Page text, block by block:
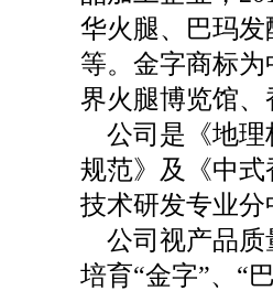
华火腿、巴玛
等。金字商标
界火腿博览馆
公司是《地理
规范》及《中
技术研发专业分
公司视产品质
培育“金字”、“